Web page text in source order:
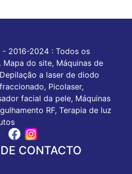
2016-2024 : Todos os
do site, Máquinas de
a laser de diodo
Picolaser,
facial da pele, Máquinas
RF, Terapia de luz
CONTACTO